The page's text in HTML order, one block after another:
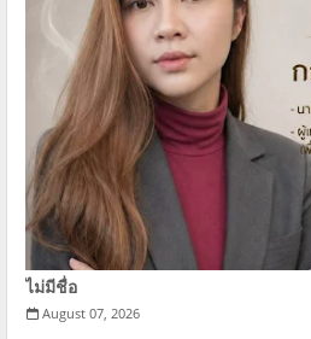
ไม่มีชื่อ
August 07, 2026